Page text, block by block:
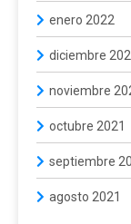
enero 2022
diciembre
noviembre
octubre 2021
septiembre
agosto 2021